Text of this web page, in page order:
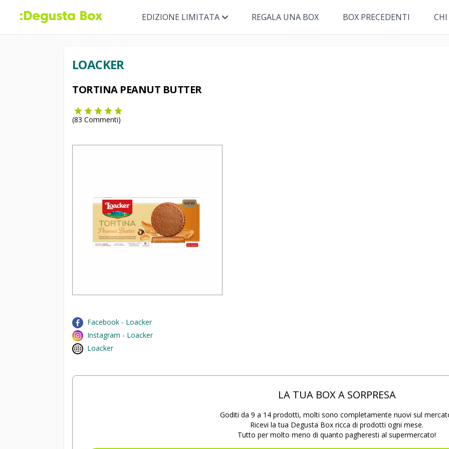
EDIZIONE LIMITATA REGALA UNA BOX BOX PRECEDENTI
LOACKER
TORTINA PEANUT BUTTER
(83 Commenti)
Facebook - Loacker
Instagram - Loacker
Loacker
LA TUA BOX A SORPRESA
Goditi da 9 a 14 prodotti, molti sono completamente nuovi sul
Ricevi la tua Degusta Box ricca di prodotti ogni mese.
Tutto per molto meno di quanto pagheresti al supermercato!